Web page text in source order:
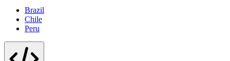
Brazil
Chile
Peru